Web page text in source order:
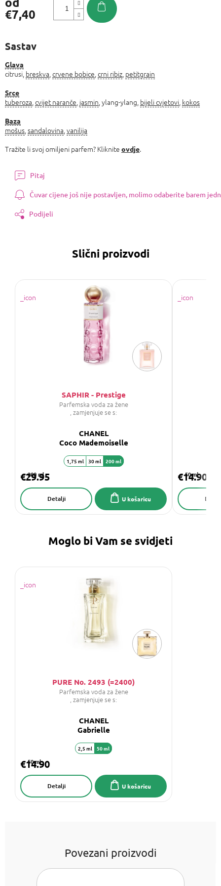
€7,40
Sastav
Glava
citrusi, breskva crvene bobice crni ribiz petitgrain
Srce
tuberoza cvijet naranče jasmin , ylang-ylang, bijeli cvjetovi kokos
Baza
mošus sandalovina vanilija
Tražite li svoj omiljeni parfem? Kliknite ovdje.
Pitaj
Čuvar cijene još nije postavljen, molimo odaberite barem
Podijeli
Slični proizvodi
SAPHIR - Prestige
Parfemska voda za žene
, zamjenjuje se s:
CHANEL
Coco Mademoiselle
200 ml
€29.95
U košaricu
Detalji
1,75 ml 30 ml 200 ml
50 ml
€14.90
Moglo bi Vam se svidjeti
PURE No. 2493 (=2400)
Parfemska voda za žene
, zamjenjuje se s:
CHANEL
Gabrielle
50 ml
€14.90
U košaricu
Detalji
2,5 ml 50 ml
Povezani proizvodi